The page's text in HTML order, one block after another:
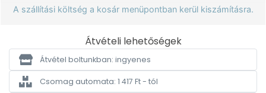
A szállítási költség a kosár menüpontban kerül kiszámításra.
Átvételi lehetőségek
Átvétel boltunkban: ingyenes
Csomag automata: 1 417 Ft - tól